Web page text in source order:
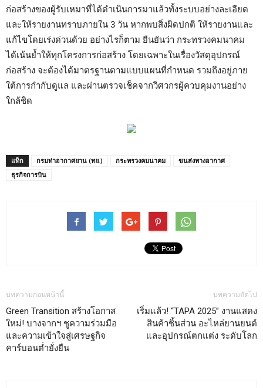
ก่อสร้างของผู้รับเหมาที่ได้ดำเนินการมาแล้วทั้งระบบอย่างละเอียด
และให้รายงานทราบภายใน 3 วัน หากพบสิ่งผิดปกติ ให้รายงานและ
แก้ไขโดยเร่งด่วนด้วย อย่างไรก็ตาม ยืนยันว่า กระทรวงคมนาคม
ได้เน้นย้ำให้ทุกโครงการก่อสร้าง โดยเฉพาะในเรื่องวัสดุอุปกรณ์
ก่อสร้าง จะต้องได้มาตรฐานตามแบบแผนที่กำหนด รวมถึงอยู่ภาย
ใต้การกำกับดูแล และผ่านตรวจเช็คจากวิศวกรผู้ควบคุมงานอย่าง
ใกล้ชิด
แท็ก กรมท่าอากาศยาน (ทย.) กระทรวงคมนาคม
ขนส่งทางอากาศ
ธุรกิจการบิน
บทความก่อนหน้านี้
Green Transition สร้างโอกาส
ใหม่! บางจากฯ ชูความร่วมมือ
และความเข้าใจสู่เศรษฐกิจ
คาร์บอนต่ำยั่งยืน
บทความถัดไป
เริ่มแล้ว! “TAPA 2025” งานแสดง
สินค้าชิ้นส่วน อะไหล่ยานยนต์
และอุปกรณ์ตกแต่ง ระดับโลก